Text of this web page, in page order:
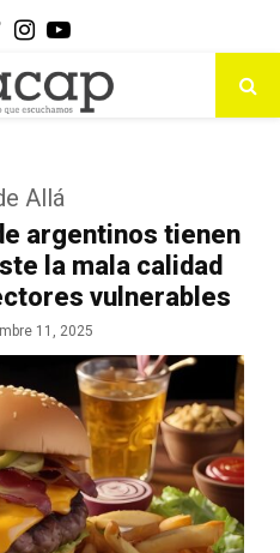
Twitter
Instagram
Youtube
Allá
argentinos tienen
la mala calidad
vulnerables
11, 2025